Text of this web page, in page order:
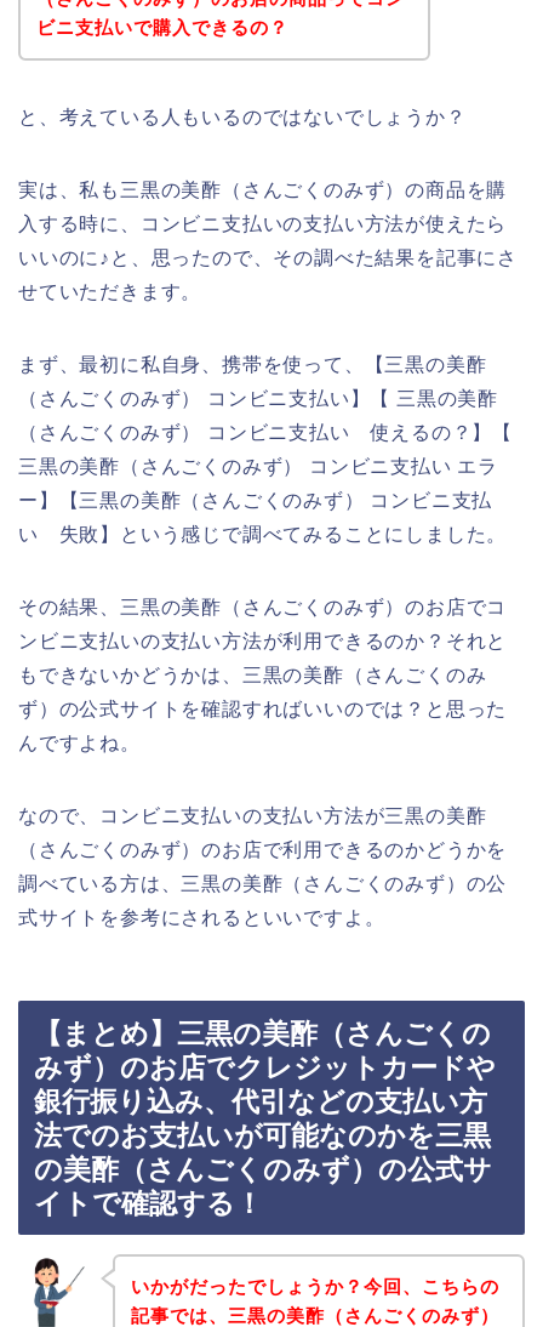
ビニ支払いで購入できるの？
と、考えている人もいるのではないでしょうか？
実は、私も三黒の美酢（さんごくのみず）の商品を購
入する時に、コンビニ支払いの支払い方法が使えたら
いいのに♪と、思ったので、その調べた結果を記事にさ
せていただきます。
まず、最初に私自身、携帯を使って、【三黒の美酢
（さんごくのみず） コンビニ支払い】【 三黒の美酢
（さんごくのみず） コンビニ支払い 使えるの？】【
三黒の美酢（さんごくのみず） コンビニ支払い エラ
ー】【三黒の美酢（さんごくのみず） コンビニ支払
い 失敗】という感じで調べてみることにしました。
その結果、三黒の美酢（さんごくのみず）のお店でコ
ンビニ支払いの支払い方法が利用できるのか？それと
もできないかどうかは、三黒の美酢（さんごくのみ
ず）の公式サイトを確認すればいいのでは？と思った
んですよね。
なので、コンビニ支払いの支払い方法が三黒の美酢
（さんごくのみず）のお店で利用できるのかどうかを
調べている方は、三黒の美酢（さんごくのみず）の公
式サイトを参考にされるといいですよ。
【まとめ】三黒の美酢（さんごくの
みず）のお店でクレジットカードや
銀行振り込み、代引などの支払い方
法でのお支払いが可能なのかを三黒
の美酢（さんごくのみず）の公式サ
イトで確認する！
いかがだったでしょうか？今回、こちらの
記事では、三黒の美酢（さんごくのみず）